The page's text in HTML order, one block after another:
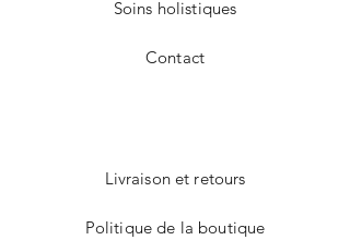
Soins holistiques
Contact
Livraison et retours
Politique de la boutique